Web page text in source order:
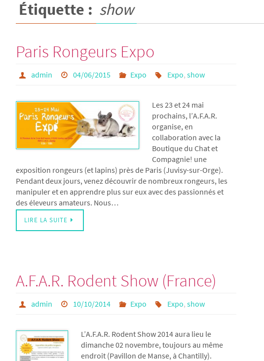
Étiquette : show
Paris Rongeurs Expo
admin 04/06/2015 Expo Expo, show
Les 23 et 24 mai
prochains, l’A.F.A.R.
organise, en
collaboration avec la
Boutique du Chat et
Compagnie! une
exposition rongeurs (et lapins) près de Paris (Juvisy-sur-Orge).
Pendant deux jours, venez découvrir de nombreux rongeurs, les
manipuler et en apprendre plus sur eux avec des passionnés et
des éleveurs amateurs. Nous…
LIRE LA SUITE
A.F.A.R. Rodent Show (France)
admin 10/10/2014 Expo Expo, show
L’A.F.A.R. Rodent Show 2014 aura lieu le
dimanche 02 novembre, toujours au même
endroit (Pavillon de Manse, à Chantilly).